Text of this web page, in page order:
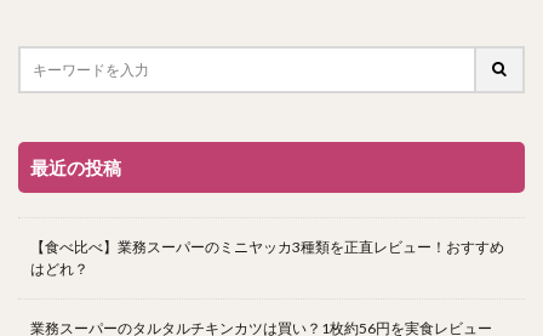
最近の投稿
【食べ比べ】業務スーパーのミニヤッカ3種類を正直レビュー！おすすめ
はどれ？
業務スーパーのタルタルチキンカツは買い？1枚約56円を実食レビュー